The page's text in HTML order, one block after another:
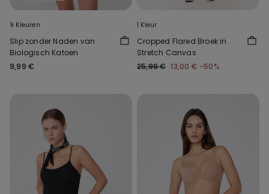
9 Kleuren
Slip zonder Naden van
Biologisch Katoen
9,99 €
1 Kleur
Cropped Flared Broek in
Stretch Canvas
25,99 € 13,00 € -50%